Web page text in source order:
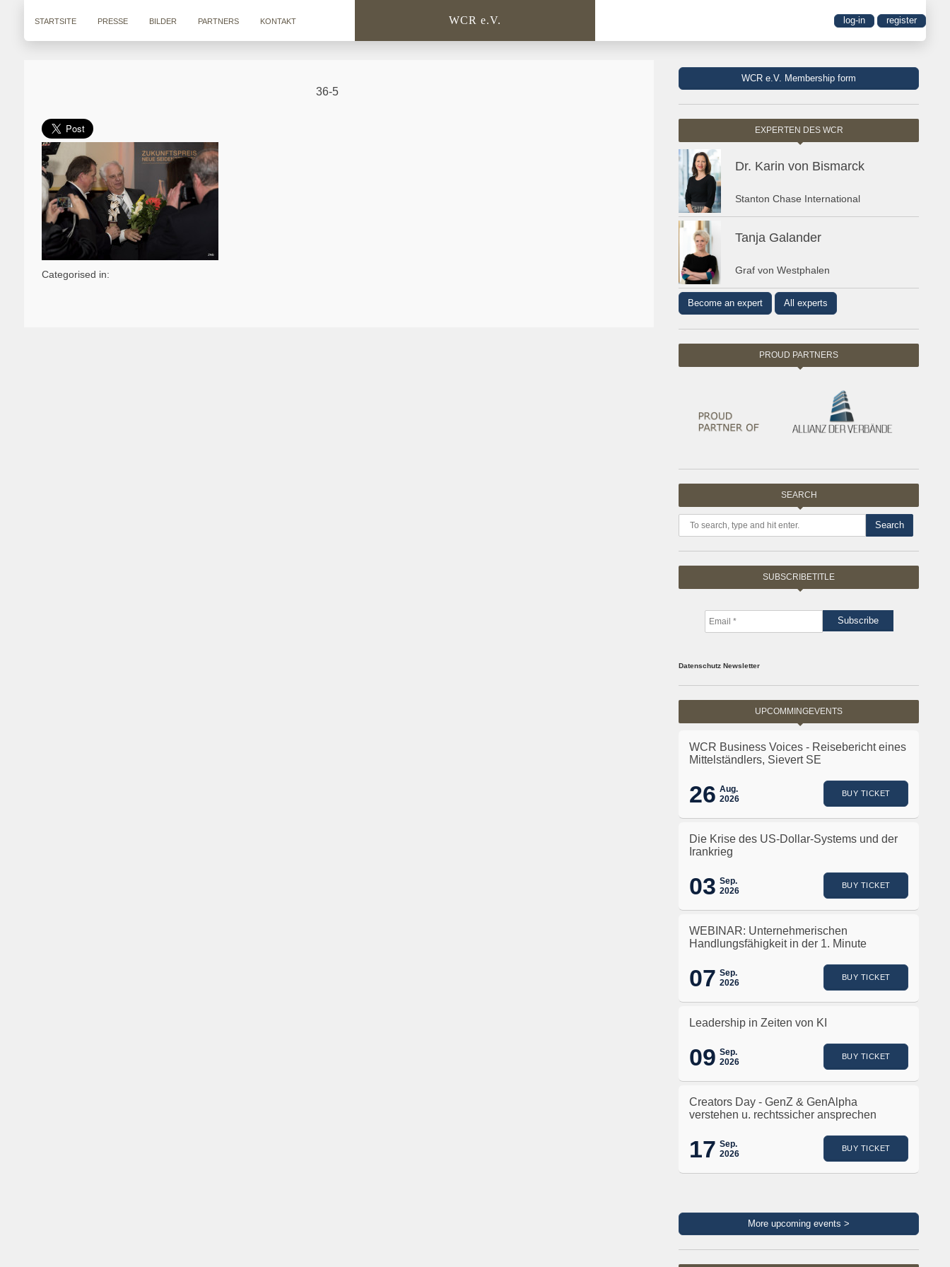
STARTSITE PRESSE BILDER PARTNERS KONTAKT WCR e.V. log-in register
36-5
Categorised in:
WCR e.V. Membership form
EXPERTEN DES WCR
Dr. Karin von Bismarck
Stanton Chase International
Tanja Galander
Graf von Westphalen
Become an expert All experts
PROUD PARTNERS
SEARCH
Search
SUBSCRIBETITLE
Datenschutz Newsletter
UPCOMMINGEVENTS
WCR Business Voices - Reisebericht eines
Mittelständlers, Sievert SE
26 Aug.
2026
BUY TICKET
Die Krise des US-Dollar-Systems und der
Irankrieg
03 Sep.
2026
BUY TICKET
WEBINAR: Unternehmerischen
Handlungsfähigkeit in der 1. Minute
07 Sep.
2026
BUY TICKET
Leadership in Zeiten von KI
09 Sep.
2026
BUY TICKET
Creators Day - GenZ & GenAlpha
verstehen u. rechtssicher ansprechen
17 Sep.
2026
BUY TICKET
More upcoming events >